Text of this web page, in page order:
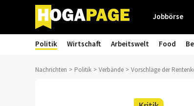
Jobbörse
Politik Wirtschaft Arbeitswelt Food
Nachrichten Politik Verbände Vorschläge der